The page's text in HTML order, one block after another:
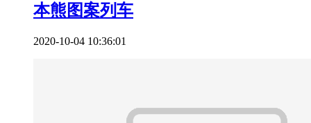
本熊图案列车
2020-10-04 10:36:01